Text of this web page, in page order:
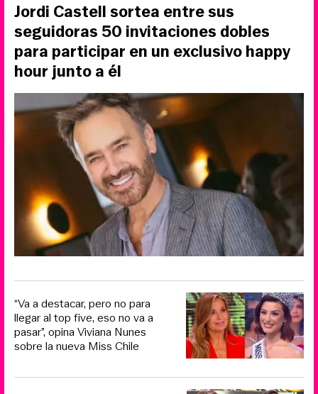
Jordi Castell sortea entre sus
seguidoras 50 invitaciones dobles
para participar en un exclusivo happy
hour junto a él
“Va a destacar, pero no para
llegar al top five, eso no va a
pasar”, opina Viviana Nunes
sobre la nueva Miss Chile